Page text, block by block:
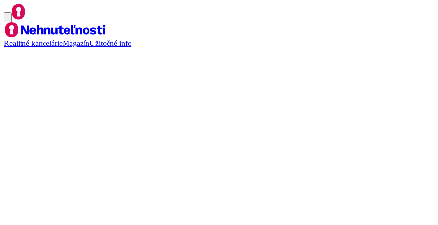
Realitné kancelárieMagazínUžitočné info